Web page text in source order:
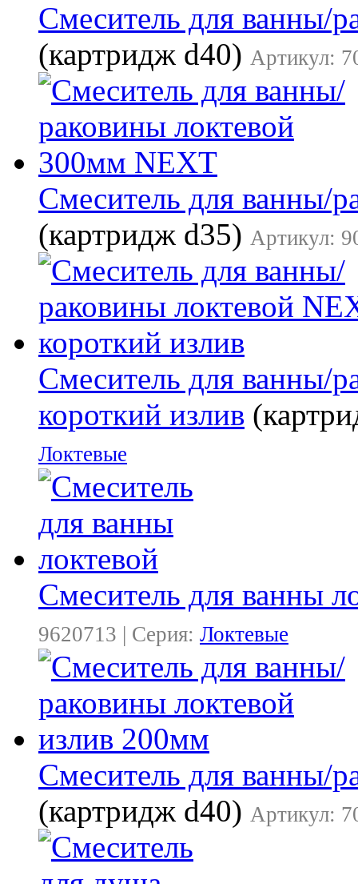
Смеситель для ванны/
(картридж d40) Артикул:
Смеситель для ванны/
(картридж d35) Артикул:
Смеситель для ванны/
короткий излив
Локтевые
Смеситель для ванны
9620713 | Серия: Локтевые
Смеситель для ванны/
(картридж d40) Артикул: